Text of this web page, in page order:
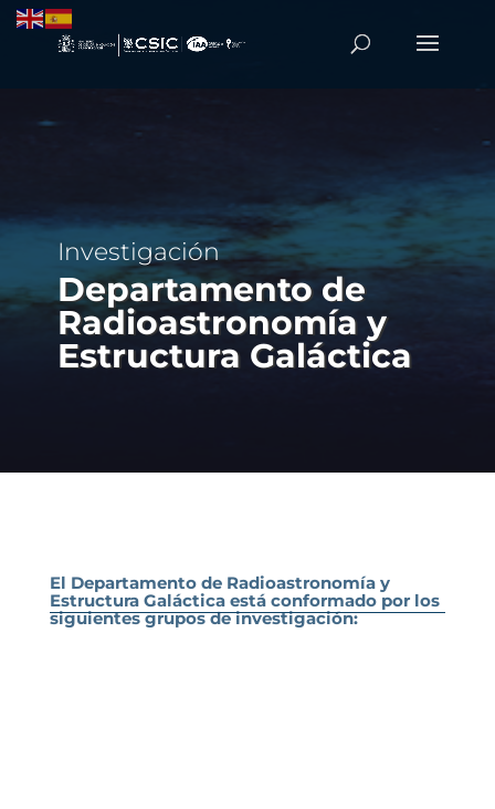
Investigación
Departamento de
Radioastronomía y
Estructura Galáctica
El Departamento de Radioastronomía y
Estructura Galáctica está conformado por los
siguientes grupos de investigación: